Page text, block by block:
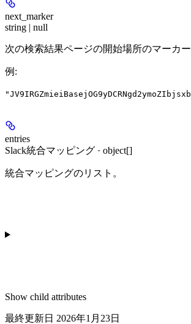
next_marker
string | null
次の検索結果ページの開始場所のマーカー
例 :
entries
Slack統合マッピング · object[]
統合マッピングのリスト。
Show child attributes
最終更新日 2026年1月23日